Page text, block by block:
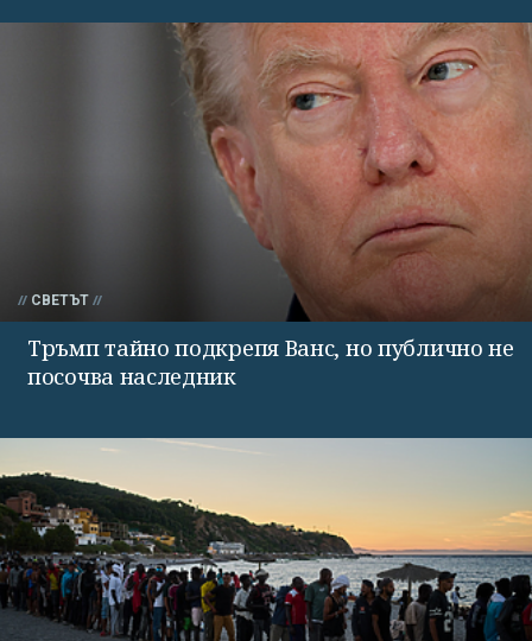
СВЕТЪТ
Тръмп тайно подкрепя Ванс, но публично не
посочва наследник